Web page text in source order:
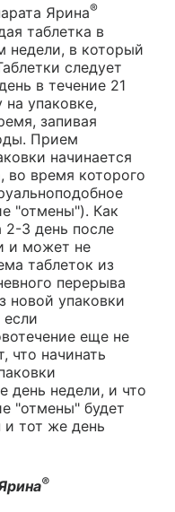
Ярина®
таблетка в
недели, в который
следует
в течение 21
упаковке,
запивая
Прием
начинается
во время которого
"отмены"). Как
2-3 день после
и может не
таблеток из
перерыва
новой упаковки
еще не
что начинать
день недели, и что
"отмены" будет
и тот же день
®